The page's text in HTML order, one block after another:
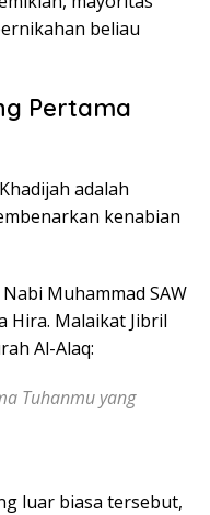
beliau
Pertama
adalah
kenabian
Muhammad SAW
Hira. Malaikat Jibril
Al-Alaq:
Tuhanmu yang
luar biasa tersebut,